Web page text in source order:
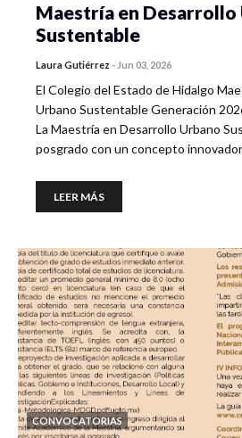
Maestría en Desarrollo
Sustentable
Laura Gutiérrez - Jun 03, 2026
El Colegio del Estado de Hidalgo
Urbano Sustentable Generación
La Maestría en Desarrollo Urbano
posgrado con un concepto
LEER MÁS
CONVOCATORIAS